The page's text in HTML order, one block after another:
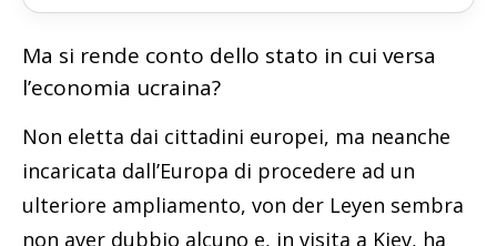
Ma si rende conto dello stato in cui versa
l’economia ucraina?
Non eletta dai cittadini europei, ma neanche
incaricata dall’Europa di procedere ad un
ulteriore ampliamento, von der Leyen sembra
non aver dubbio alcuno e, in visita a Kiev, ha